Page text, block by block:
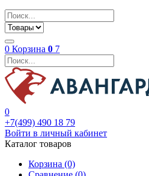
0 Корзина 0 7
0
+7(499) 490 18 79
Войти в личный кабинет
Каталог товаров
Корзина (0)